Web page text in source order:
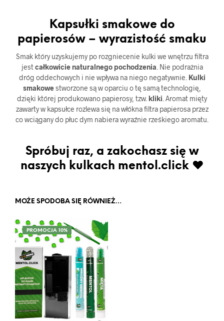
Kapsułki smakowe do
papierosów – wyrazistość smaku
Smak który uzyskujemy po rozgniecenie kulki we wnętrzu filtra
jestcałkowicie naturalnego pochodzenia . Nie podrażnia
dróg oddechowych i nie wpływa na niego negatywnie. Kulki
smakowestworzone są w oparciu o tę samą technologię,
dzięki której produkowano papierosy, tzw. kliki . Aromat mięty
zawarty w kapsułce rozlewa się na włókna filtra papierosa przez
co wciągany do płuc dym nabiera wyraźnie rześkiego aromatu.
Spróbuj raz, a zakochasz się w
naszych kulkach mentol.click ♥
MOŻE SPODOBA SIĘ RÓWNIEŻ…
PROMOCJA 10%